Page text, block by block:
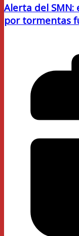
Alerta del
por tormentas